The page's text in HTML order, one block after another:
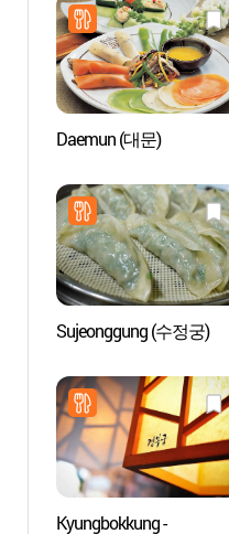
Daemun (대문)
Sujeonggung (수정궁)
Kyungbokkung -